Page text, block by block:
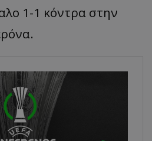
1-1 κόντρα στην